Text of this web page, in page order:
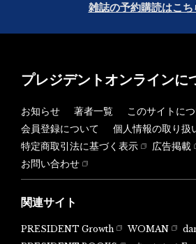
雑誌の予約購読はこち
プレジデントオンラインに
お知らせ 著者一覧
このサイトに
会員登録について
個人情報の取り扱
特定商取引法に基づく表示
広告掲載
お問い合わせ
関連サイト
PRESIDENT Growth WOMAN